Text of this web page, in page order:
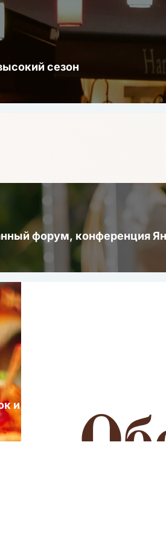
сезон
форум, конференция
и посуды для выездных